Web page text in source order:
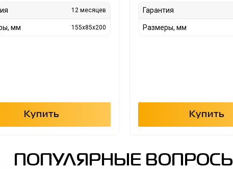
12 месяцев
мм 155x85x200
Купить
Гарантия
Размеры, мм
Купить
ПОПУЛЯРНЫЕ ВОПРОСЫ